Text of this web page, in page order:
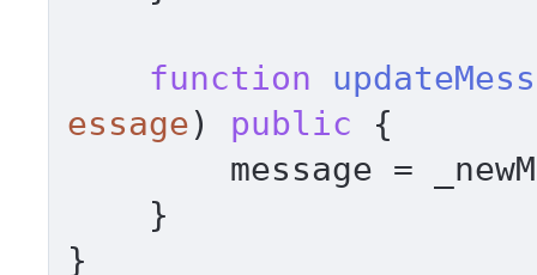
function
essage) public {